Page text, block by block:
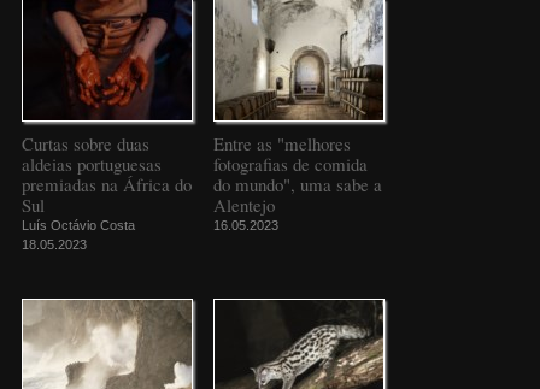
Curtas sobre duas
aldeias portuguesas
premiadas na África do
Sul
Luís Octávio Costa
18.05.2023
Entre as "melhores
fotografias de comida
do mundo", uma sabe a
Alentejo
16.05.2023